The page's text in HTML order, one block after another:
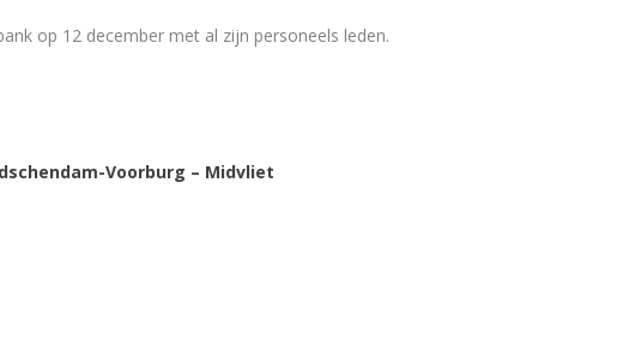
op 12 december met al zijn personeels leden.
Voorburg – Midvliet